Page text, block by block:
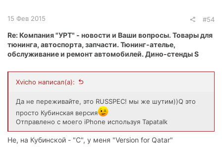
15 Фев 2015 #54
Re: Компания "УРТ" - новости и Ваши вопросы. Товары для
тюнинга, автоспорта, запчасти. Тюнинг-ателье,
обслуживание и ремонт автомобилей. Дино-стенды S
Xvicho написал(а):
Да не переживайте, это RUSSPEC! мы же шутим))Q это
просто Кубинская версия
Отправлено с моего iPhone используя Tapatalk
Не, на Кубинской - "С", у меня "Version for Qatar"